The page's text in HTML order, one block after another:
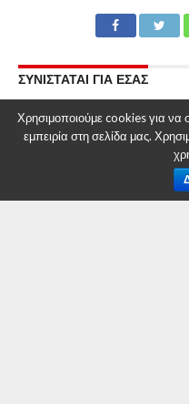
ΣΥΝΙΣΤΑΤΑΙ ΓΙΑ ΕΣΑΣ
ας αναλάβουν
Χρησιμοποιούμε cookies για να
εμπειρία στη σελίδα μας.